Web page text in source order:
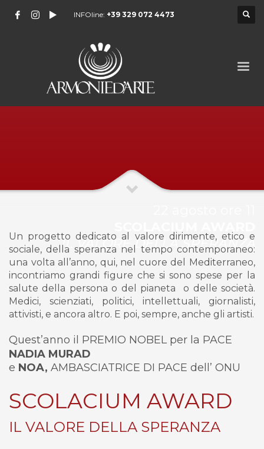
INFOline: +39 329 072 4473
IL VALORE DELLA SPERANZA
Un progetto dedicato al valore dirimente, etico e
sociale, della speranza nel tempo contemporaneo:
una volta all’anno, qui, nel cuore del Mediterraneo,
incontriamo grandi figure che si sono spese per la
salute della persona o del pianeta o delle società.
Medici, scienziati, politici, intellettuali, giornalisti,
attivisti, e ancora altro. E poi, sempre, anche gli artisti.
Quest’anno il PREMIO NOBEL per la PACE
NADIA MURAD
e NOA, AMBASCIATRICE DI PACE dell’ ONU
SCOLACIUM AWARD
IL VALORE DELLA SPERANZA